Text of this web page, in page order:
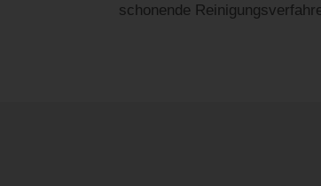
schonende